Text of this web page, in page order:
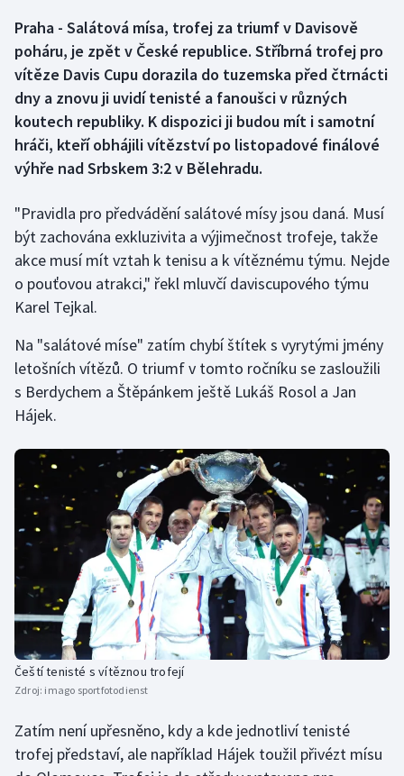
Box
Curling
Dostihy
Golf
Gymnastika
Házená
Jezdectví
Krasobruslení
Lezení
Lyže a snowboard
Moderní pětiboj
Motorsport
Olympijské hry
Parasport
Praha - Salátová mísa, trofej za triumf v Davisově
poháru, je zpět v České republice. Stříbrná trofej pro
vítěze Davis Cupu dorazila do tuzemska před čtrnácti
dny a znovu ji uvidí tenisté a fanoušci v různých
koutech republiky. K dispozici ji budou mít i samotní
hráči, kteří obhájili vítězství po listopadové finálové
výhře nad Srbskem 3:2 v Bělehradu.
"Pravidla pro předvádění salátové mísy jsou daná. Musí
být zachována exkluzivita a výjimečnost trofeje, takže
akce musí mít vztah k tenisu a k vítěznému týmu. Nejde
o pouťovou atrakci," řekl mluvčí daviscupového týmu
Karel Tejkal.
Na "salátové míse" zatím chybí štítek s vyrytými jmény
letošních vítězů. O triumf v tomto ročníku se zasloužili
s Berdychem a Štěpánkem ještě Lukáš Rosol a Jan
Hájek.
Čeští tenisté s vítěznou trofejí
Zdroj: imago sportfotodienst
Zatím není upřesněno, kdy a kde jednotliví tenisté
trofej představí, ale například Hájek toužil přivézt mísu